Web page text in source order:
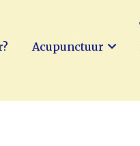
Acupunctuur